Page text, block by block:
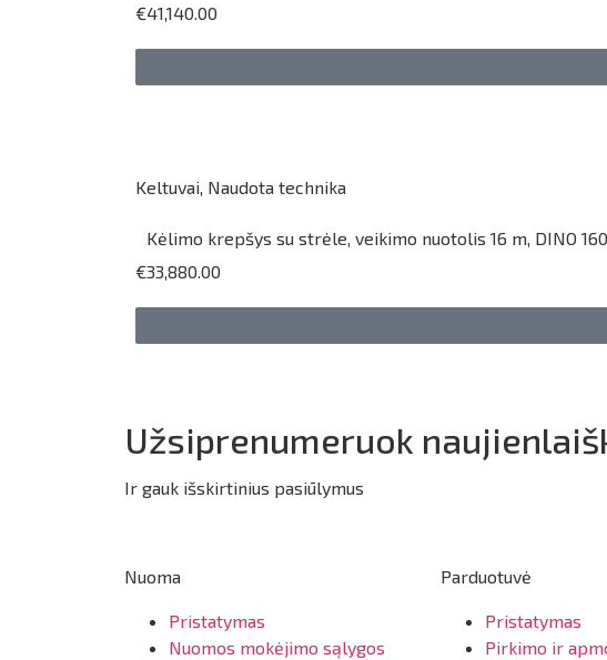
€41,140.00
Keltuvai Naudota technika
Kėlimo krepšys su strėle, veikimo nuotolis 16 m, DINO
€33,880.00
Užsiprenumeruok
Ir gauk išskirtinius pasiūlymus
Nuoma
Pristatymas
Nuomos mokėjimo sąlygos
Parduotuvė
Pristatymas
Pirkimo ir